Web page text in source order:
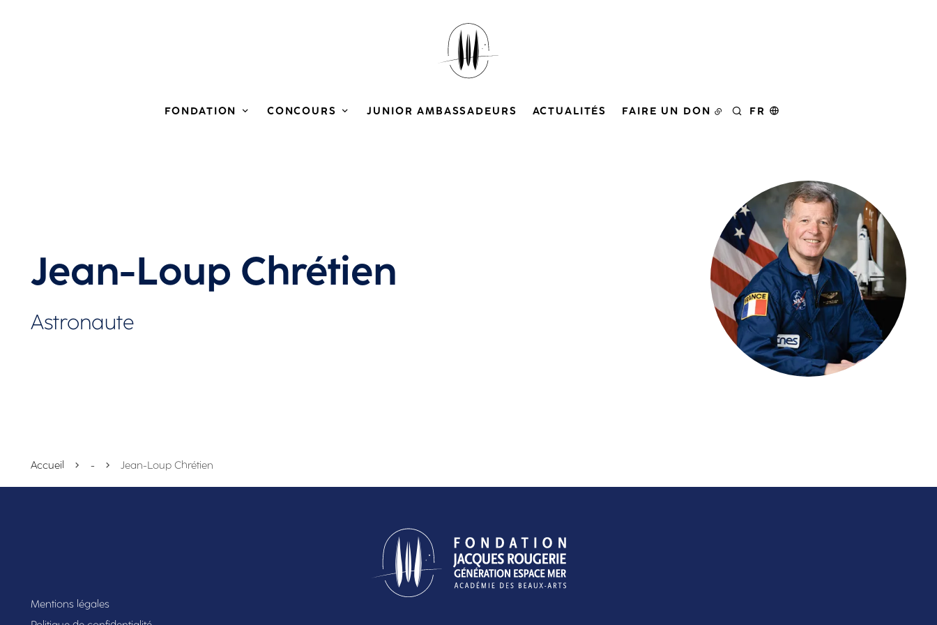
FONDATION CONCOURS JUNIOR AMBASSADEURS ACTUALITÉS FAIRE UN DON RECHERCHER
FR
Jean-Loup Chrétien
Astronaute
Agrandir
Accueil - Jean-Loup Chrétien
Mentions légales